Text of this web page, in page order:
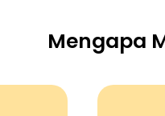
Mengapa